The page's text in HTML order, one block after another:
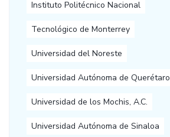
Instituto Politécnico Nacional
Tecnológico de Monterrey
Universidad del Noreste
Universidad Autónoma de Querétaro
Universidad de los Mochis, A.C.
Universidad Autónoma de Sinaloa